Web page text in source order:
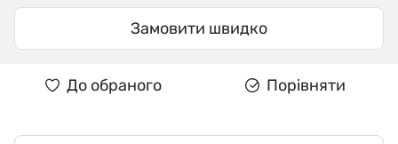
Замовити швидко
До обраного Порівняти